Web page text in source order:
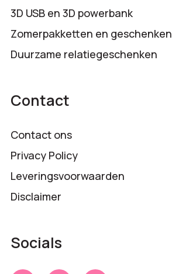
3D USB en 3D powerbank
Zomerpakketten en geschenken
Duurzame relatiegeschenken
Contact
Contact ons
Privacy Policy
Leveringsvoorwaarden
Disclaimer
Socials